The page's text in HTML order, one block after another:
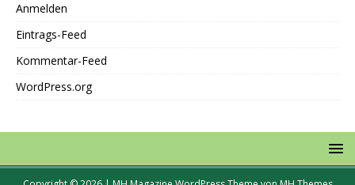
Anmelden
Eintrags-Feed
Kommentar-Feed
WordPress.org